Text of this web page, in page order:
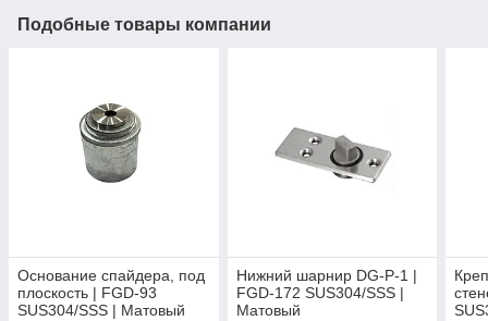
Подобные товары компании
Основание спайдера, под
плоскость | FGD-93
SUS304/SSS | Матовый
Нижний шарнир DG-P-1 |
FGD-172 SUS304/SSS |
Матовый